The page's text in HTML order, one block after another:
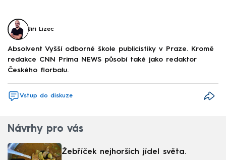
Jiří Lizec
Absolvent Vyšší odborné škole publicistiky v Praze. Kromě
redakce CNN Prima NEWS působí také jako redaktor
Českého florbalu.
Vstup do diskuze
Návrhy pro vás
Žebříček nejhorších jídel světa.